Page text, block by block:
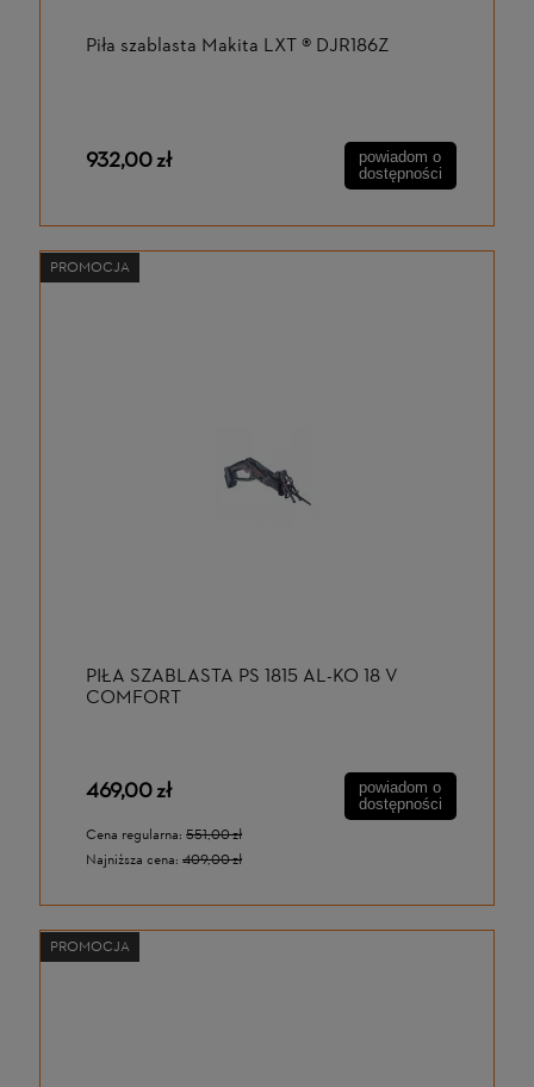
Piła szablasta Makita LXT ® DJR186Z
932,00 zł
powiadom o
dostępności
PIŁA SZABLASTA PS 1815 AL-KO 18 V
COMFORT
469,00 zł
Cena regularna: 551,00 zł
Najniższa cena: 409,00 zł
powiadom o
dostępności
PROMOCJA
PROMOCJA